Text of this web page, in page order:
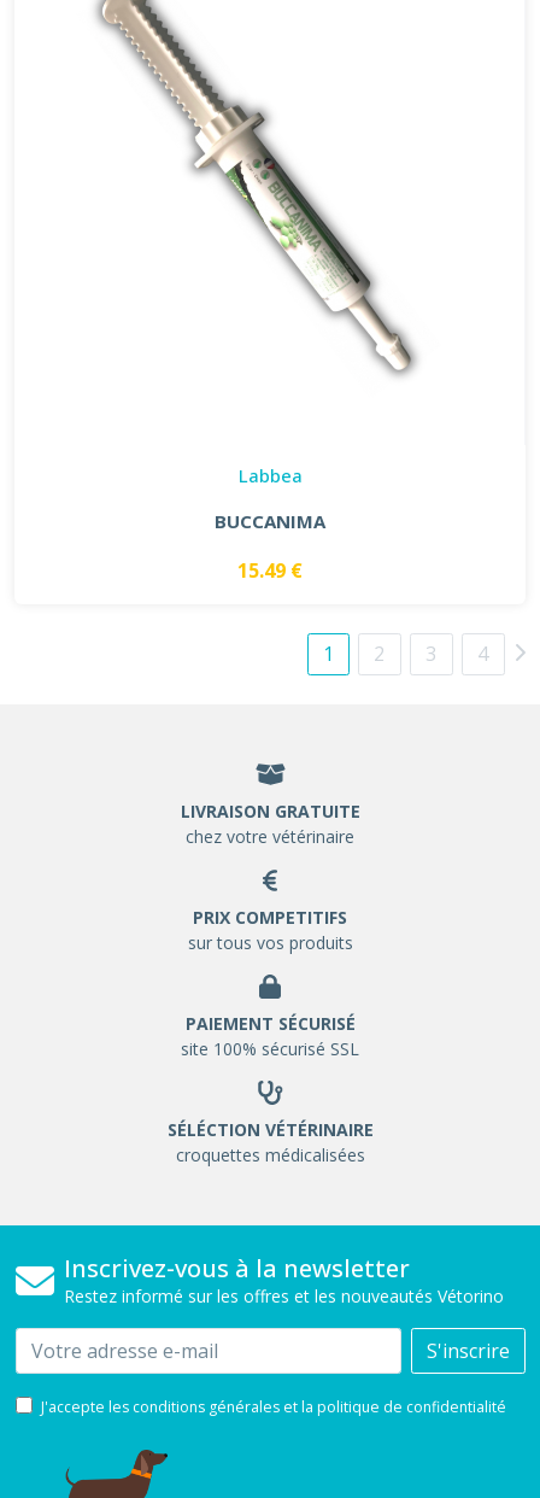
Labbea
BUCCANIMA
15.49 €
1 2 3 4
LIVRAISON GRATUITE
chez votre vétérinaire
PRIX COMPETITIFS
sur tous vos produits
PAIEMENT SÉCURISÉ
site 100% sécurisé SSL
SÉLÉCTION VÉTÉRINAIRE
croquettes médicalisées
Inscrivez-vous à la newsletter
Restez informé sur les offres et les nouveautés Vétorino
Email S'inscrire
J'accepte les conditions générales et la politique de confidentialité